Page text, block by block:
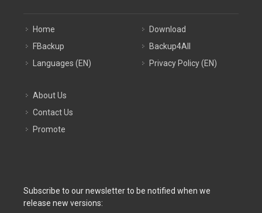
Home
FBackup
Languages (EN)
Download
Backup4All
Privacy Policy (EN)
About Us
Contact Us
Promote
Subscribe to our newsletter to be notified when we
release new versions: